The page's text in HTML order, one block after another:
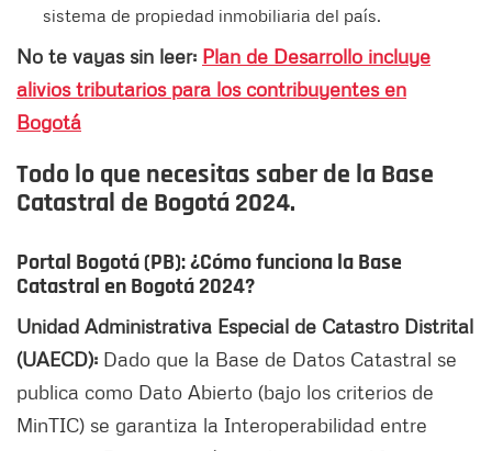
sistema de propiedad inmobiliaria del país.
No te vayas sin leer: Plan de Desarrollo incluye
alivios tributarios para los contribuyentes en
Bogotá
Todo lo que necesitas saber de la Base
Catastral de Bogotá 2024.
Portal Bogotá (PB): ¿Cómo funciona la Base
Catastral en Bogotá 2024?
Unidad Administrativa Especial de Catastro Distrital
(UAECD): Dado que la Base de Datos Catastral se
publica como Dato Abierto (bajo los criterios de
MinTIC) se garantiza la Interoperabilidad entre